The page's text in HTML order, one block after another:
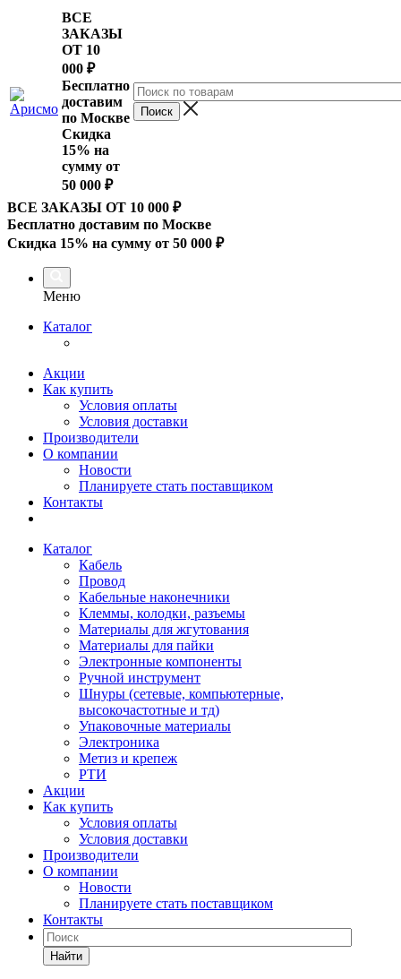
ВСЕ
ЗАКАЗЫ
ОТ 10
000 ₽
Бесплатно
доставим
по Москве
Скидка
15% на
сумму от
50 000 ₽
ВСЕ ЗАКАЗЫ ОТ 10 000 ₽
Бесплатно доставим по Москве
Скидка 15% на сумму от 50 000 ₽
Меню
Каталог
Акции
Как купить
Условия оплаты
Условия доставки
Производители
О компании
Новости
Планируете стать поставщиком
Контакты
Каталог
Кабель
Провод
Кабельные наконечники
Клеммы, колодки, разъемы
Материалы для жгутования
Материалы для пайки
Электронные компоненты
Ручной инструмент
Шнуры (сетевые, компьютерные,
высокочастотные и тд)
Упаковочные материалы
Электроника
Метиз и крепеж
РТИ
Акции
Как купить
Условия оплаты
Условия доставки
Производители
О компании
Новости
Планируете стать поставщиком
Контакты
Найти